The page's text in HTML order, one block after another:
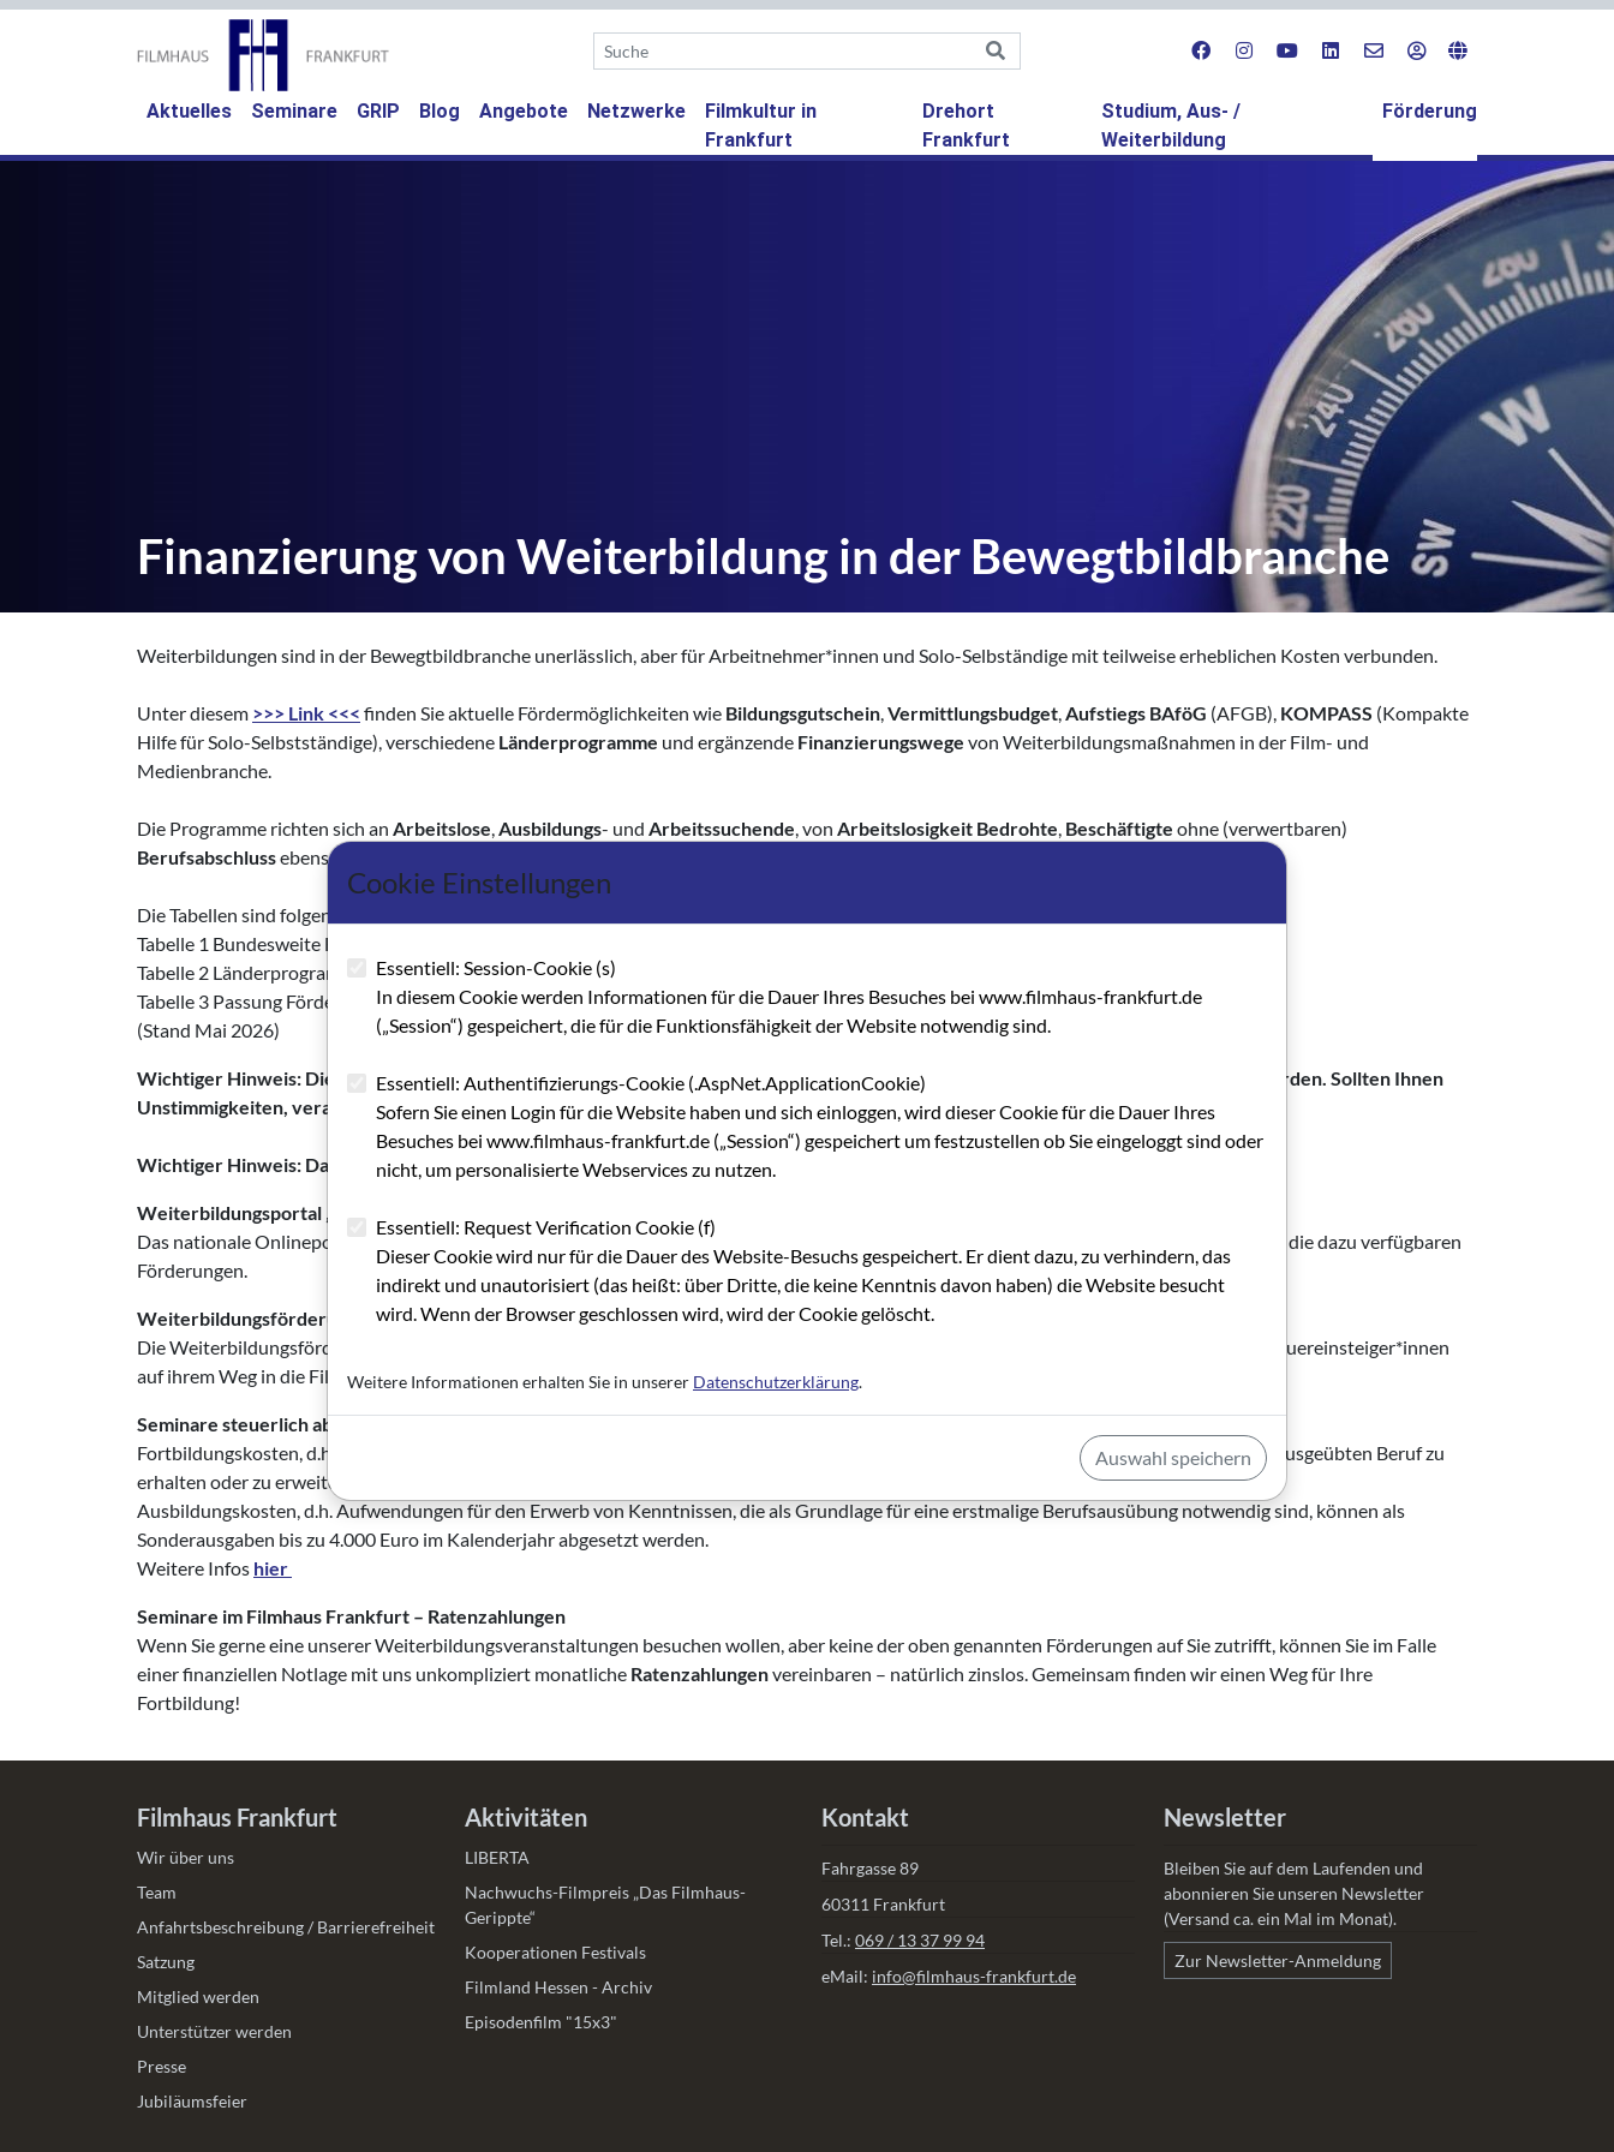
Aktuelles Seminare GRIP Blog Angebote Netzwerke
Filmkultur in
Frankfurt
Drehort
Frankfurt
Studium, Aus- /
Weiterbildung
Förderung
Finanzierung von Weiterbildung in der Bewegtbildbranche
Weiterbildungen sind in der Bewegtbildbranche unerlässlich, aber für Arbeitnehmer*innen und Solo-Selbständige mit teilweise erheblichen Kosten verbunden.
Unter diesem >>> Link <<< finden Sie aktuelle Fördermöglichkeiten wie Bildungsgutschein,Vermittlungsbudget,Aufstiegs BAföG (AFGB), KOMPASS (Kompakte
Hilfe für Solo-Selbstständige), verschiedene Länderprogramme und ergänzende Finanzierungswege von Weiterbildungsmaßnahmen in der Film- und
Medienbranche.
Die Programme richten sich an Arbeitslose,Ausbildungs- und Arbeitssuchende, von Arbeitslosigkeit Bedrohte, Beschäftigte ohne (verwertbaren)
Berufsabschlussebenso wie an
Die Tabellen sind folgendermaßen strukturiert:
Tabelle 1 Bundesweite Förderinstrumente zur Qualifizierung von Beschäftigten
Tabelle 2 Länderprogramme und ergänzende Finanzierungswege
Tabelle 3 Passung Förderinstrumente & Zielgruppen
(Stand Mai 2026)
Wichtiger Hinweis: Die Tabelle mit den Förderungsmöglichkeiten kann von uns aus Kapazitätsgründen nicht regelmäßig aktualisiert werden. Sollten Ihnen
Unstimmigkeiten, veraltete Links o.ä. auffallen, bitten wir um eine kurze Rückmeldung an: info@filmhaus-frankfurt.de
Wichtiger Hinweis: Das Seminarprogramm des Filmhaus Frankfurt ist nicht AZAV-zertifiziert.
Weiterbildungsportal „mein now“
Das nationale Onlineportal für berufliche Weiterbildungmein nowunterstützt mit Informationen rund um Weiterbildung, Umschulung und die dazu verfügbaren
Förderungen.
Weiterbildungsförderung STEP der Hessen Film & Medien
Die Weiterbildungsförderung
der Hessen Film & Medien begleitet in Hessen ansässige Studierende, Film- und Medien Alumni sowie Quereinsteiger*innen
auf ihrem Weg in die Filmbranche. (In begründeten Fällen können Programmteilnehmer*innen auch außerhalb Hessens ansässig sein.)
Seminare steuerlich absetzen
Fortbildungskosten, d.h. Aufwendungen, die Arbeitnehmer*innen oder Unternehmer*innen leisten, um ihre Kenntnisse und Fähigkeiten im ausgeübten Beruf zu
erhalten oder zu erweitern, sind als Werbungskosten bzw. Betriebsausgaben voll absetzbar.
Ausbildungskosten, d.h. Aufwendungen für den Erwerb von Kenntnissen, die als Grundlage für eine erstmalige Berufsausübung notwendig sind, können als
Sonderausgaben bis zu 4.000 Euro im Kalenderjahr abgesetzt werden.
Weitere Infos hier
Seminare im Filmhaus Frankfurt – Ratenzahlungen
Wenn Sie gerne eine unserer Weiterbildungsveranstaltungen besuchen wollen, aber keine der oben genannten Förderungen auf Sie zutrifft, können Sie im Falle
einer finanziellen Notlage mit uns unkompliziert monatliche Ratenzahlungenvereinbaren – natürlich zinslos. Gemeinsam finden wir einen Weg für Ihre
Fortbildung!
Filmhaus Frankfurt
Wir über uns
Team
Anfahrtsbeschreibung / Barrierefreiheit
Satzung
Mitglied werden
Unterstützer werden
Presse
Jubiläumsfeier
Aktivitäten
LIBERTA
Nachwuchs-Filmpreis „Das Filmhaus-
Gerippte“
Kooperationen Festivals
Filmland Hessen - Archiv
Episodenfilm "15x3"
Kontakt
Fahrgasse 89
60311 Frankfurt
Tel.: 069 / 13 37 99 94
eMail: info@filmhaus-frankfurt.de
Newsletter
Bleiben Sie auf dem Laufenden und
abonnieren Sie unseren Newsletter
(Versand ca. ein Mal im Monat).
Zur Newsletter-Anmeldung
Cookie Einstellungen
Essentiell: Session-Cookie (s)
In diesem Cookie werden Informationen für die Dauer Ihres Besuches bei www.filmhaus-frankfurt.de
(„Session“) gespeichert, die für die Funktionsfähigkeit der Website notwendig sind.
Essentiell: Authentifizierungs-Cookie (.AspNet.ApplicationCookie)
Sofern Sie einen Login für die Website haben und sich einloggen, wird dieser Cookie für die Dauer Ihres
Besuches bei www.filmhaus-frankfurt.de („Session“) gespeichert um festzustellen ob Sie eingeloggt sind oder
nicht, um personalisierte Webservices zu nutzen.
Essentiell: Request Verification Cookie (f)
Dieser Cookie wird nur für die Dauer des Website-Besuchs gespeichert. Er dient dazu, zu verhindern, das
indirekt und unautorisiert (das heißt: über Dritte, die keine Kenntnis davon haben) die Website besucht
wird. Wenn der Browser geschlossen wird, wird der Cookie gelöscht.
Weitere Informationen erhalten Sie in unserer Datenschutzerklärung.
Auswahl speichern